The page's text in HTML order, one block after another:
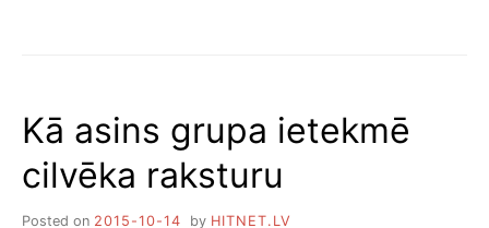
Kā asins grupa ietekmē
cilvēka raksturu
Posted on 2015-10-14 by HITNET.LV